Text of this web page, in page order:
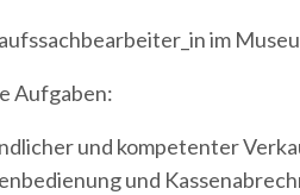
im
Aufgaben:
und kompetenter
und